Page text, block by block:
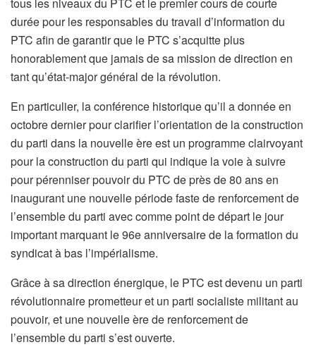
tous les niveaux du PTC et le premier cours de courte
durée pour les responsables du travail d’information du
PTC afin de garantir que le PTC s’acquitte plus
honorablement que jamais de sa mission de direction en
tant qu’état-major général de la révolution.
En particulier, la conférence historique qu’il a donnée en
octobre dernier pour clarifier l’orientation de la construction
du parti dans la nouvelle ère est un programme clairvoyant
pour la construction du parti qui indique la voie à suivre
pour pérenniser pouvoir du PTC de près de 80 ans en
inaugurant une nouvelle période faste de renforcement de
l’ensemble du parti avec comme point de départ le jour
important marquant le 96e anniversaire de la formation du
syndicat à bas l’impérialisme.
Grâce à sa direction énergique, le PTC est devenu un parti
révolutionnaire prometteur et un parti socialiste militant au
pouvoir, et une nouvelle ère de renforcement de
l’ensemble du parti s’est ouverte.